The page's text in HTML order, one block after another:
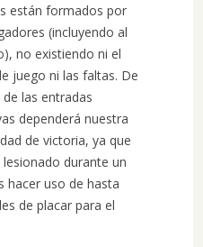
están formados por
(incluyendo al
no existiendo ni el
juego ni las faltas. De
las entradas
dependerá nuestra
de victoria, ya que
durante un
hacer uso de hasta
de placar para el